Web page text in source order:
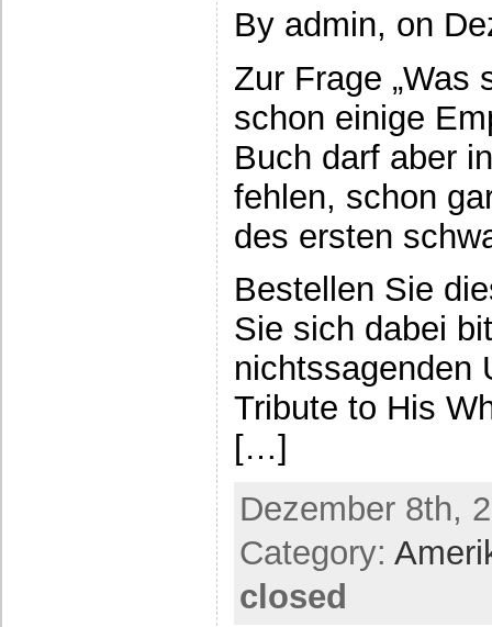
By admin, on
Zur Frage „Was
schon einige
Buch darf aber
fehlen, schon
des ersten
Bestellen Sie
Sie sich dabei
nichtssagenden
Tribute to His
[…]
Dezember 8th,
Category:
closed